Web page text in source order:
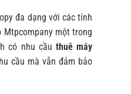
đa dạng với các tính
một trong
có nhu cầuthuê máy
cầu mà vẫn đảm bảo